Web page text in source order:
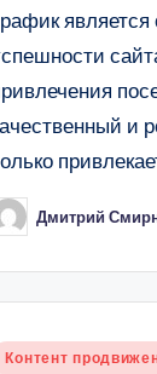
и
Дмитрий
Контент